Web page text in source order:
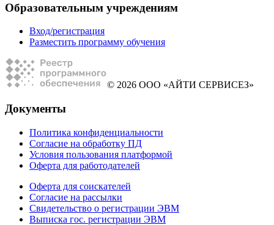
Образовательным учреждениям
Вход/регистрация
Разместить программу обучения
© 2026 ООО «АЙТИ СЕРВИСЕЗ»
Документы
Политика конфиденциальности
Согласие на обработку ПД
Условия пользования платформой
Оферта для работодателей
Оферта для соискателей
Согласие на рассылки
Свидетельство о регистрации ЭВМ
Выписка гос. регистрации ЭВМ